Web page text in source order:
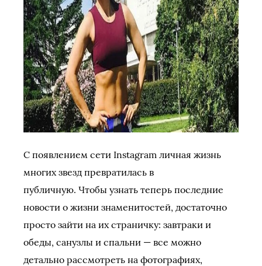
С появлением сети Instagram личная жизнь
многих звезд превратилась в
публичную. Чтобы узнать теперь последние
новости о жизни знаменитостей, достаточно
просто зайти на их страничку: завтраки и
обеды, санузлы и спальни — все можно
детально рассмотреть на фотографиях,